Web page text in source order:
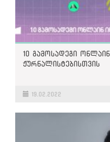
10 გამოსადეგი
ჟურნალისტებისთვის
19.02.2022